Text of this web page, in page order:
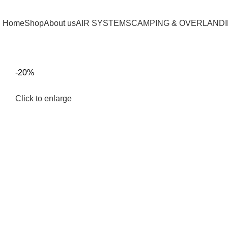
HomeShopAbout usAIR SYSTEMSCAMPING &
-20%
Click to enlarge